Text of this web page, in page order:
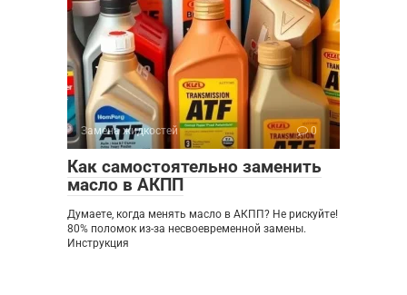
Замена жидкостей 0
Как самостоятельно заменить
масло в АКПП
Думаете, когда менять масло в АКПП? Не рискуйте!
80% поломок из-за несвоевременной замены.
Инструкция